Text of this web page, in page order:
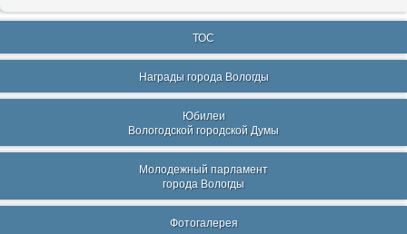
ТОС
Награды города Вологды
Юбилеи
Вологодской городской Думы
Молодежный парламент
города Вологды
Фотогалерея